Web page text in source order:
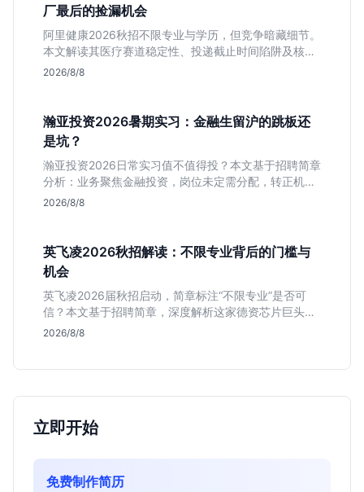
厂最后的捡漏机会
阿里健康2026秋招不限专业与学历，但竞争暗藏细节。
本文解读其医疗赛道稳定性、投递截止时间陷阱及核心
岗位面试节奏，帮应届生判断是否值得投入。
2026/8/8
瀚亚投资2026暑期实习：金融生留沪的跳板还
是坑？
瀚亚投资2026日常实习值不值得投？本文基于招聘简章
分析：业务聚焦金融投资，岗位未定需分配，转正机会
不明确。适合急需上海高含金量实习证明、想接触真实
2026/8/8
英飞凌2026秋招解读：不限专业背后的门槛与
机会
英飞凌2026届秋招启动，简章标注“不限专业”是否可
信？本文基于招聘简章，深度解析这家德资芯片巨头的
行业地位、校招真实门槛及投递策略，助你判断是否值
2026/8/8
立即开始
免费制作简历